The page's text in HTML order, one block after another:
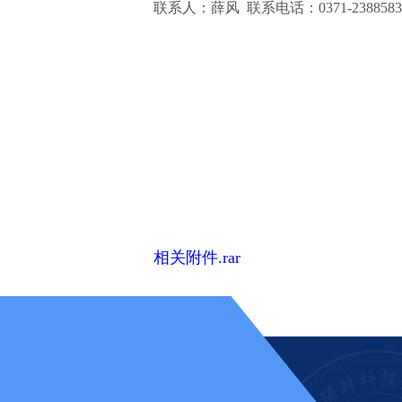
联系人：薛风 联系电话：0371-
相关附件.rar